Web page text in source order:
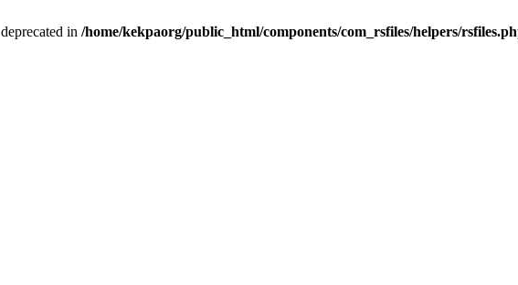
in /home/kekpaorg/public_html/components/com_rsfiles/helpers/